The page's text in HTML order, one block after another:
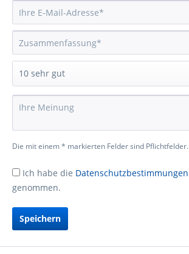
Die mit einem * markierten Felder sind Pflichtfelder.
Ich habe die Datenschutzbestimmungen
genommen.
Speichern